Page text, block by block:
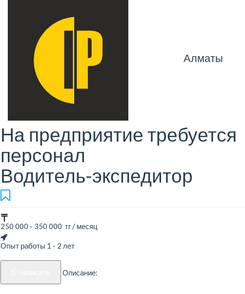
Алматы
На предприятие требуется
персонал
Водитель-экспедитор
250 000 - 350 000 тг / месяц
Опыт работы 1 - 2 лет
Описание: